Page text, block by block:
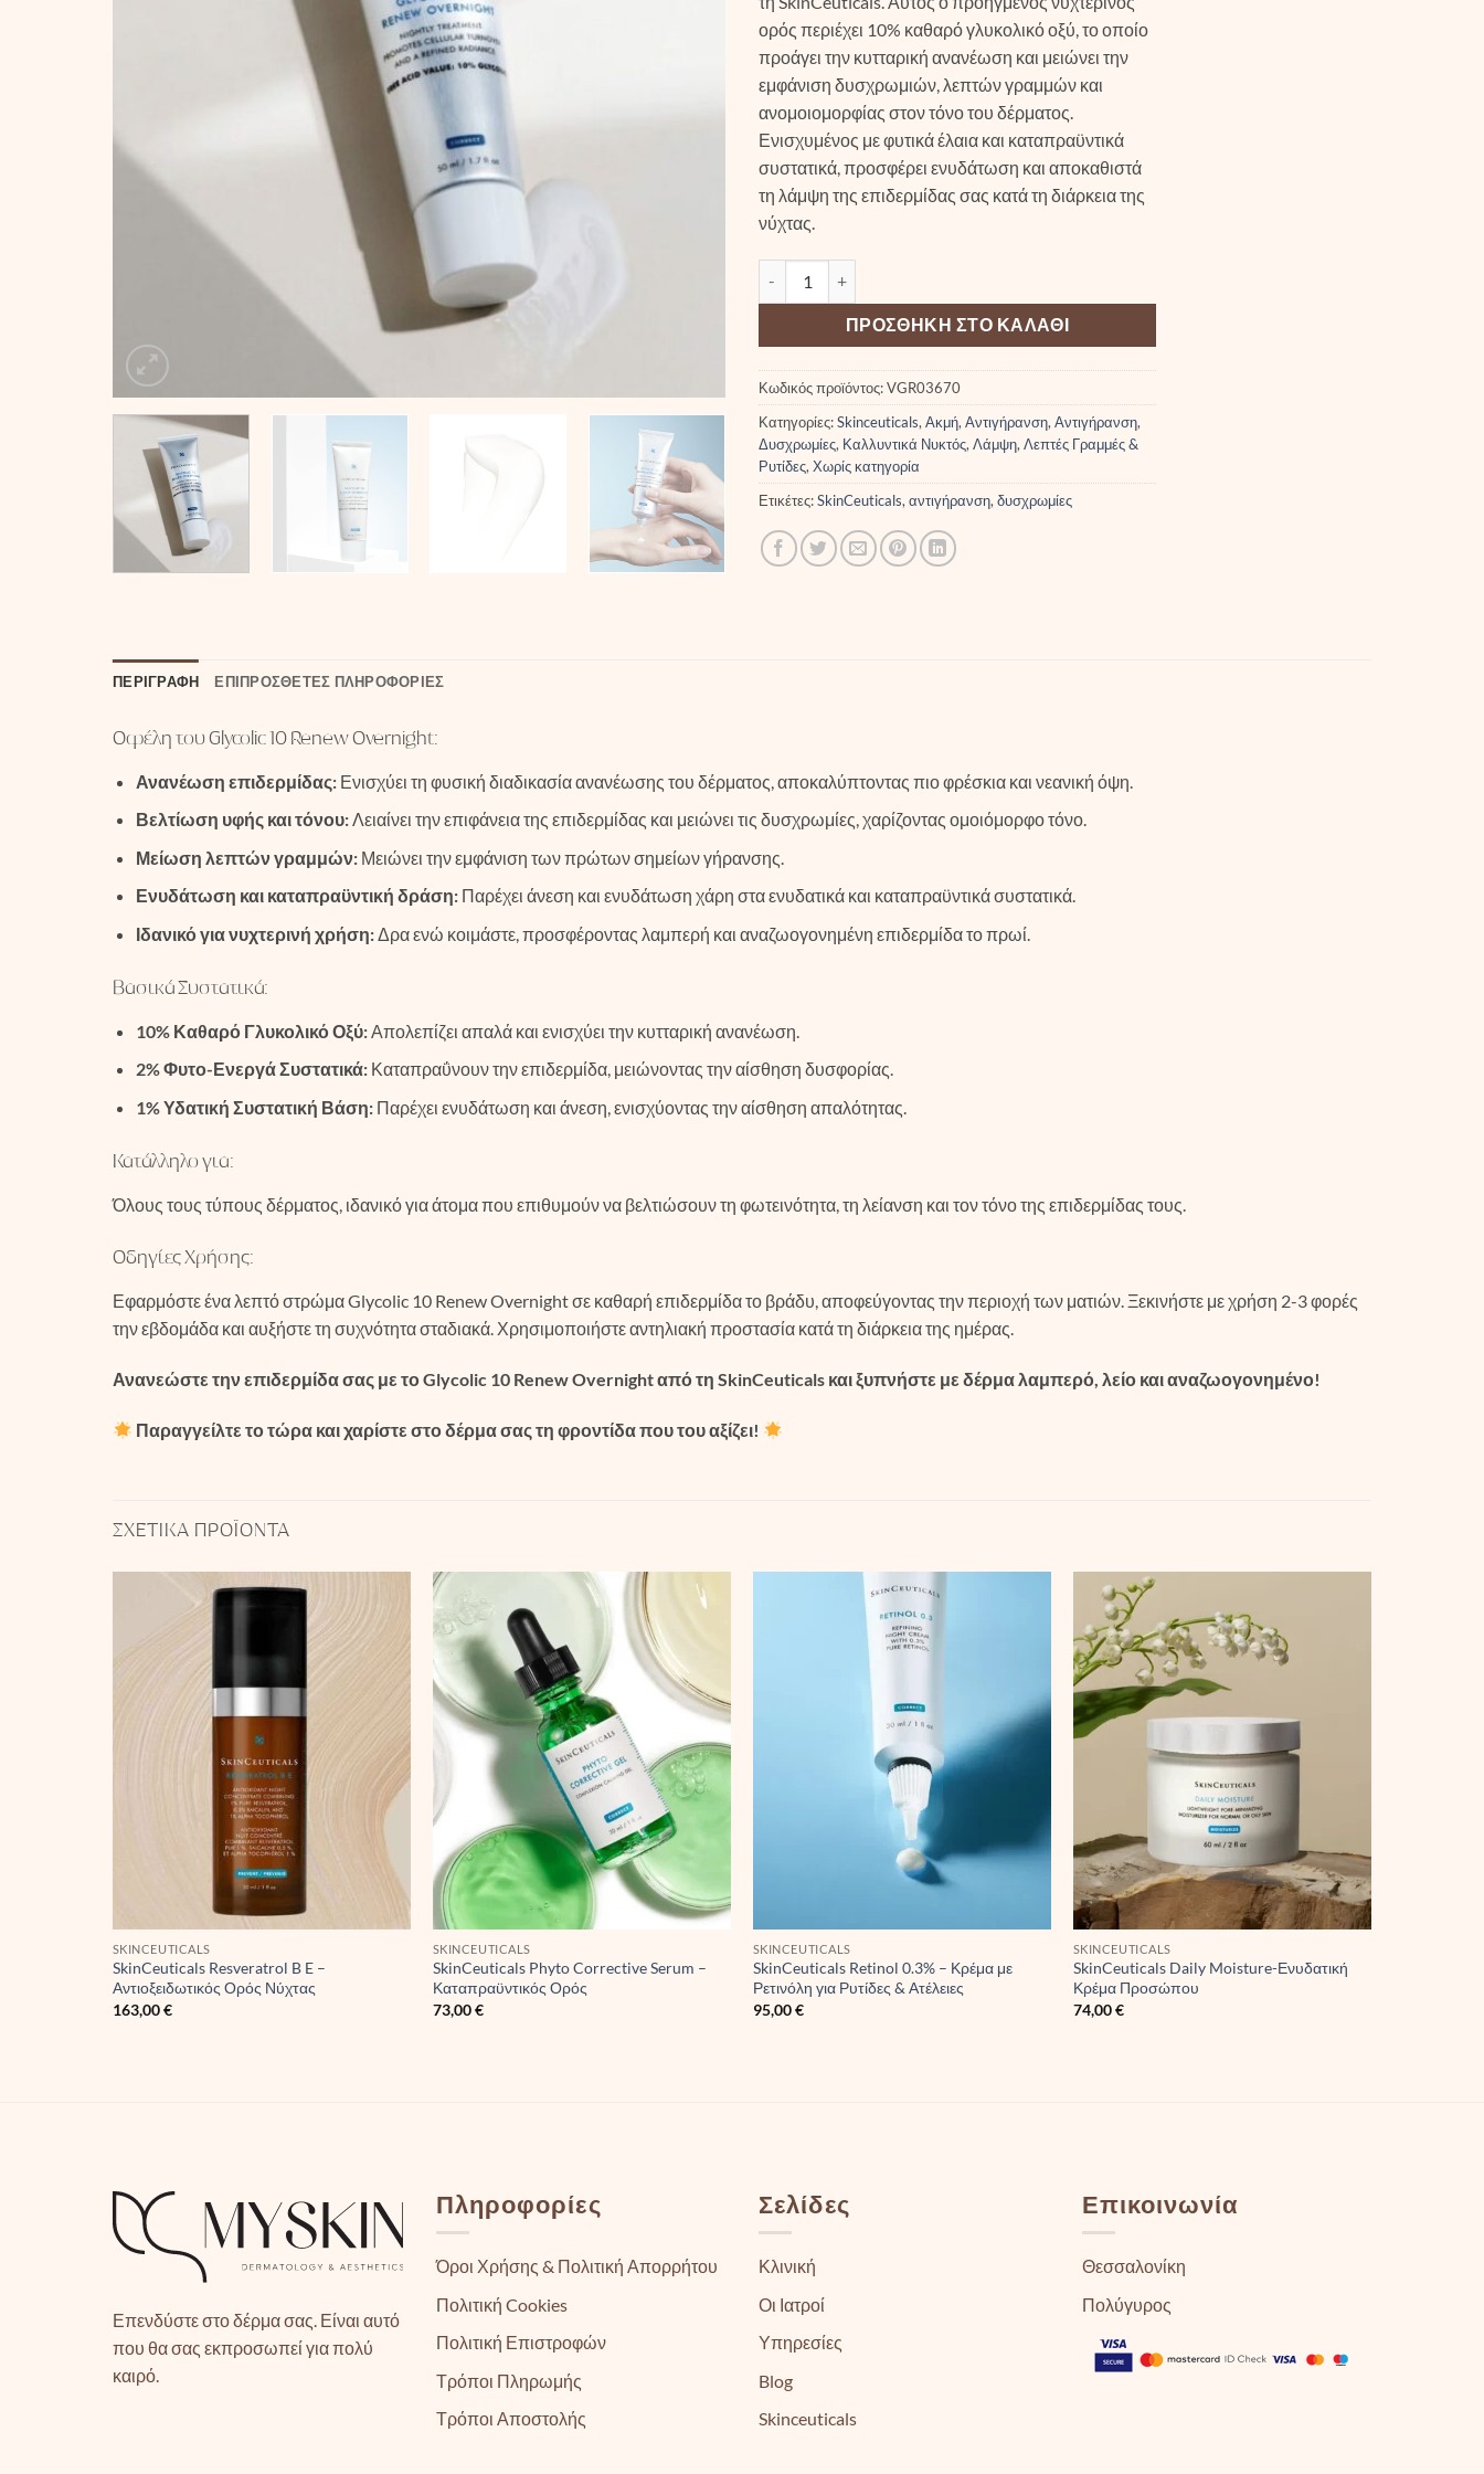
ορός περιέχει 10% καθαρό γλυκολικό οξύ, το οποίο
προάγει την κυτταρική ανανέωση και μειώνει την
εμφάνιση δυσχρωμιών, λεπτών γραμμών και
ανομοιομορφίας στον τόνο του δέρματος.
Ενισχυμένος με φυτικά έλαια και καταπραϋντικά
συστατικά, προσφέρει ενυδάτωση και αποκαθιστά
τη λάμψη της επιδερμίδας σας κατά τη διάρκεια της
νύχτας.
ΠΡΟΣΘΉΚΗ ΣΤΟ ΚΑΛΆΘΙ
Κωδικός προϊόντος:VGR03670
Κατηγορίες:Skinceuticals, Ακμή, Αντιγήρανση, Αντιγήρανση,
Δυσχρωμίες, Καλλυντικά Νυκτός, Λάμψη, Λεπτές Γραμμές &
Ρυτίδες, Χωρίς κατηγορία
Ετικέτες:SkinCeuticals, αντιγήρανση, δυσχρωμίες
ΠΕΡΙΓΡΑΦΉ ΕΠΙΠΡΌΣΘΕΤΕΣ ΠΛΗΡΟΦΟΡΊΕΣ
Οφέλη του Glycolic 10 Renew Overnight:
Ανανέωση επιδερμίδας:Ενισχύει τη φυσική διαδικασία ανανέωσης του δέρματος, αποκαλύπτοντας πιο φρέσκια και νεανική όψη.
Βελτίωση υφής και τόνου:Λειαίνει την επιφάνεια της επιδερμίδας και μειώνει τις δυσχρωμίες, χαρίζοντας ομοιόμορφο τόνο.
Μείωση λεπτών γραμμών:Μειώνει την εμφάνιση των πρώτων σημείων γήρανσης.
Ενυδάτωση και καταπραϋντική δράση:Παρέχει άνεση και ενυδάτωση χάρη στα ενυδατικά και καταπραϋντικά συστατικά.
Ιδανικό για νυχτερινή χρήση:Δρα ενώ κοιμάστε, προσφέροντας λαμπερή και αναζωογονημένη επιδερμίδα το πρωί.
Βασικά Συστατικά:
10% Καθαρό Γλυκολικό Οξύ:Απολεπίζει απαλά και ενισχύει την κυτταρική ανανέωση.
2% Φυτο-Ενεργά Συστατικά:Καταπραΰνουν την επιδερμίδα, μειώνοντας την αίσθηση δυσφορίας.
1% Υδατική Συστατική Βάση:Παρέχει ενυδάτωση και άνεση, ενισχύοντας την αίσθηση απαλότητας.
Κατάλληλο για:
Όλους τους τύπους δέρματος, ιδανικό για άτομα που επιθυμούν να βελτιώσουν τη φωτεινότητα, τη λείανση και τον τόνο της επιδερμίδας τους.
Οδηγίες Χρήσης:
Εφαρμόστε ένα λεπτό στρώμα Glycolic 10 Renew Overnight σε καθαρή επιδερμίδα το βράδυ, αποφεύγοντας την περιοχή των ματιών. Ξεκινήστε με χρήση 2-3 φορές
την εβδομάδα και αυξήστε τη συχνότητα σταδιακά. Χρησιμοποιήστε αντηλιακή προστασία κατά τη διάρκεια της ημέρας.
Ανανεώστε την επιδερμίδα σας με το Glycolic 10 Renew Overnight από τη SkinCeuticals και ξυπνήστε με δέρμα λαμπερό, λείο και αναζωογονημένο!
Παραγγείλτε το τώρα και χαρίστε στο δέρμα σας τη φροντίδα που του αξίζει!
ΣΧΕΤΙΚΆ ΠΡΟΪΌΝΤΑ
SKINCEUTICALS
SkinCeuticals Resveratrol B E –
Αντιοξειδωτικός Ορός Νύχτας
163,00€
SKINCEUTICALS
SkinCeuticals Phyto Corrective Serum –
Καταπραϋντικός Ορός
73,00€
SKINCEUTICALS
SkinCeuticals Retinol 0.3% – Κρέμα με
Ρετινόλη για Ρυτίδες & Ατέλειες
95,00€
SKINCEUTICALS
SkinCeuticals Daily Moisture-Ενυδατική
Κρέμα Προσώπου
74,00€
Επενδύστε στο δέρμα σας. Είναι αυτό
που θα σας εκπροσωπεί για πολύ
καιρό.
Πληροφορίες
Όροι Χρήσης & Πολιτική Απορρήτου
Πολιτική Cookies
Πολιτική Επιστροφών
Τρόποι Πληρωμής
Τρόποι Αποστολής
Σελίδες
Κλινική
Οι Ιατροί
Υπηρεσίες
Blog
Skinceuticals
Επικοινωνία
Θεσσαλονίκη
Πολύγυρος